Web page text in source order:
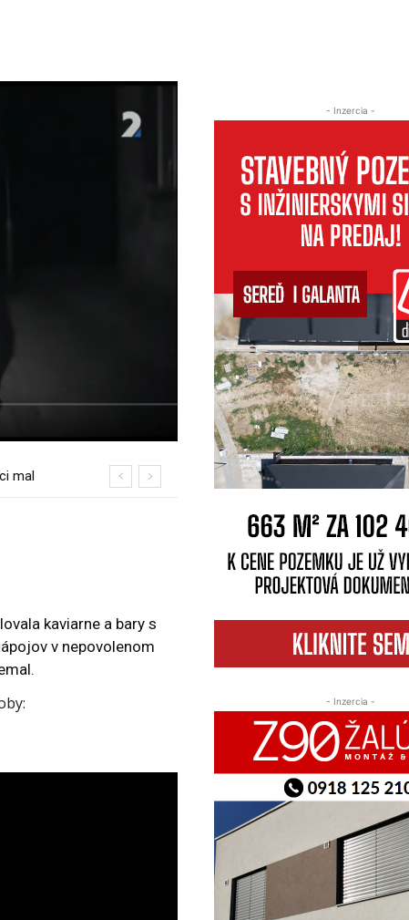
kaviarne a bary s
v nepovolenom
- Inzercia -
- Inzercia -